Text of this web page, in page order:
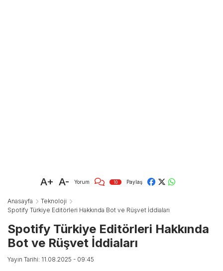
A+ A- Yorum 10 Paylaş
Anasayfa
Teknoloji
Spotify Türkiye Editörleri Hakkında Bot ve Rüşvet İddiaları
Spotify Türkiye Editörleri Hakkında
Bot ve Rüşvet İddiaları
Yayın Tarihi: 11.08.2025 - 09:45